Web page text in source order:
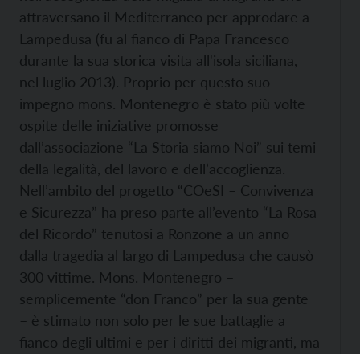
attraversano il Mediterraneo per approdare a
Lampedusa (fu al fianco di Papa Francesco
durante la sua storica visita all'isola siciliana,
nel luglio 2013). Proprio per questo suo
impegno mons. Montenegro è stato più volte
ospite delle iniziative promosse
dall’associazione “La Storia siamo Noi” sui temi
della legalità, del lavoro e dell’accoglienza.
Nell’ambito del progetto “COeSI – Convivenza
e Sicurezza” ha preso parte all’evento “La Rosa
del Ricordo” tenutosi a Ronzone a un anno
dalla tragedia al largo di Lampedusa che causò
300 vittime. Mons. Montenegro –
semplicemente “don Franco” per la sua gente
– è stimato non solo per le sue battaglie a
fianco degli ultimi e per i diritti dei migranti, ma